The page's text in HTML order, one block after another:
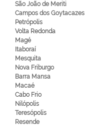
São João de Meriti
Campos dos Goytacazes
Petrópolis
Volta Redonda
Magé
Itaboraí
Mesquita
Nova Friburgo
Barra Mansa
Macaé
Cabo Frio
Nilópolis
Teresópolis
Resende